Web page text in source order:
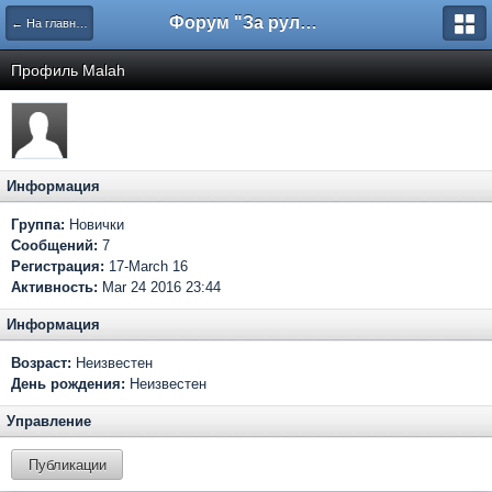
← На главную Форум "За рулем"
Профиль Malah
Информация
Группа: Новички
Сообщений: 7
Регистрация: 17-March 16
Активность: Mar 24 2016 23:44
Информация
Возраст: Неизвестен
День рождения: Неизвестен
Управление
Публикации